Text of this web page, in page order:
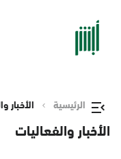
الرئيسية الأخبار
الأخبار والفعاليات